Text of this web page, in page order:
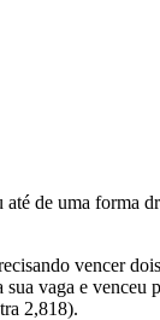
de uma forma
vencer
vaga e venceu
2,818).